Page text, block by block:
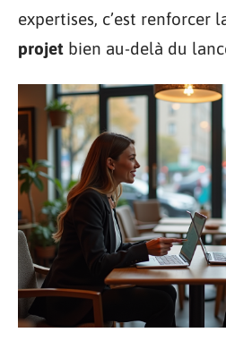
expertises, c’est renforcer
projet bien au-delà du